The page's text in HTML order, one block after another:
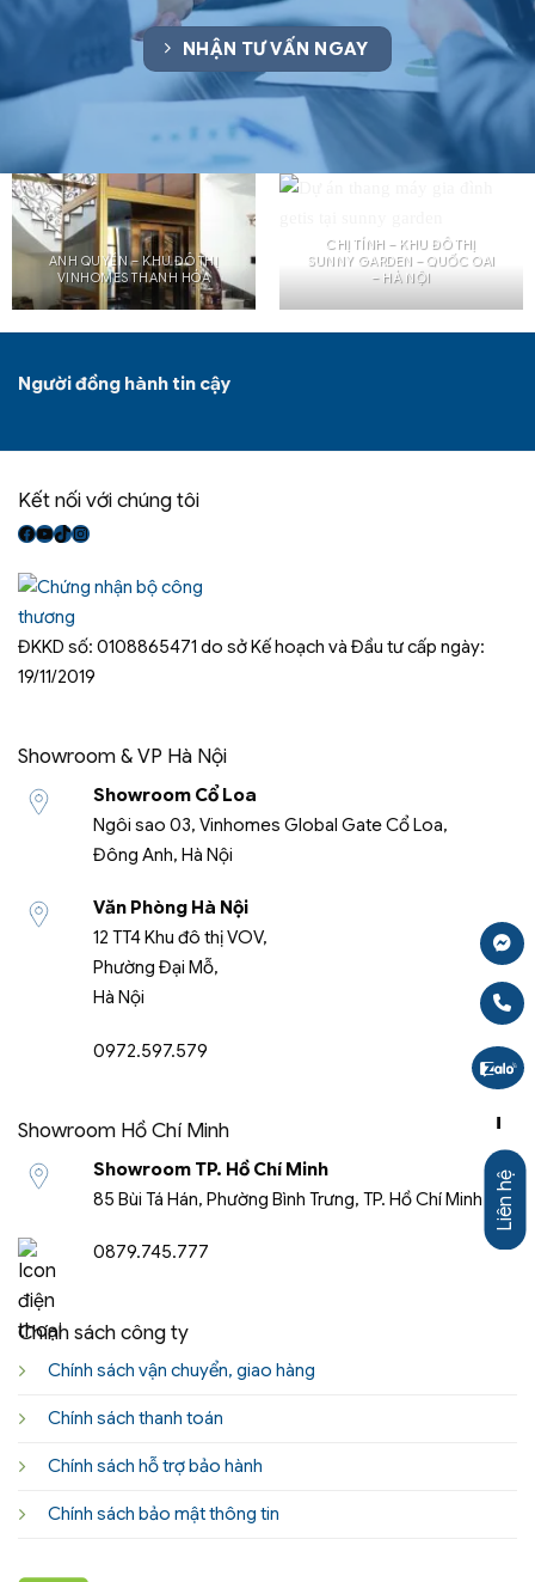
NHẬN TƯ VẤN NGAY
ANH QUYỀN – KHU ĐÔ THỊ
VINHOMES THANH HÓA
CHỊ TÍNH – KHU ĐÔ THỊ
SUNNY GARDEN – QUỐC OAI
– HÀ NỘI
Người đồng hành tin cậy
Kết nối với chúng tôi
Facebook
Youtube
TikTokInstagram
Liên hệ
ĐKKD số: 0108865471 do sở Kế hoạch và Đầu tư cấp ngày:
19/11/2019
Showroom & VP Hà Nội
Showroom Cổ Loa
Ngôi sao 03, Vinhomes Global Gate Cổ Loa,
Đông Anh, Hà Nội
Văn Phòng Hà Nội
12 TT4 Khu đô thị VOV,
Phường Đại Mỗ,
Hà Nội
0972.597.579
Showroom Hồ Chí Minh
Showroom TP. Hồ Chí Minh
85 Bùi Tá Hán, Phường Bình Trưng, TP. Hồ Chí Minh
0879.745.777
Chính sách công ty
Chính sách vận chuyển, giao hàng
Chính sách thanh toán
Chính sách hỗ trợ bảo hành
Chính sách bảo mật thông tin